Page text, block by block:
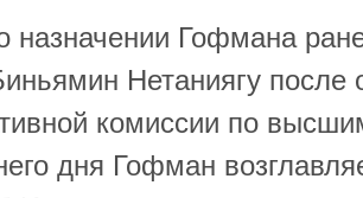
назначении Гофмана
Нетаниягу после
комиссии по
дня Гофман